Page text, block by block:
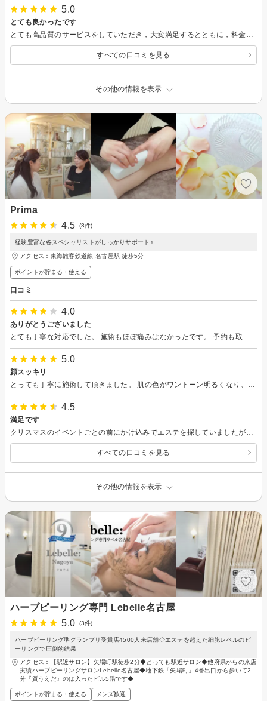
5.0
とても良かったです
すべての口コミを見る
その他の情報を表示
Prima
4.5
(3件)
経験豊富な各スペシャリストがしっかりサポート♪
アクセス：東海旅客鉄道線 名古屋駅 徒歩5分
ポイントが貯まる・使える
口コミ
4.0
ありがとうございました
5.0
顔スッキリ
4.5
満足です
すべての口コミを見る
その他の情報を表示
ハーブピーリング専門 Lebelle名古屋
5.0
(3件)
ハーブピーリング準グランプリ受賞店4500人来店舗◇エステを超えた細胞レベルのピ
ーリングで圧倒的結果
アクセス：【駅近サロン】矢場町駅徒歩2分◆とっても駅近サロン◆他府県からの来店
実績ハーブピーリングサロンLebelle名古屋◆地下鉄「矢場町」4番出口から歩いて2
分『質うえだ』のは入ったビル5階です◆
ポイントが貯まる・使える メンズ歓迎